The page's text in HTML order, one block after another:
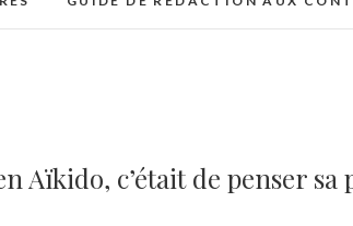
Aïkido, c’était de penser sa